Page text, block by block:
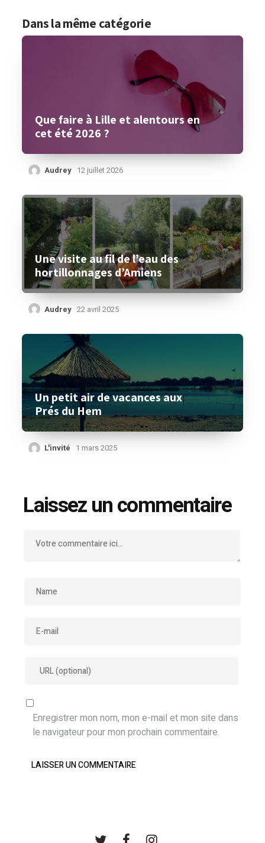
Dans la même catégorie
Que faire à Lille et alentours en
cet été 2026 ?
Audrey 12 juillet 2026
Une visite au fil de l’eau des
hortillonnages d’Amiens
Audrey 22 avril 2025
Un petit air de vacances aux
Prés du Hem
L'invité 1 mars 2025
Laissez un commentaire
Enregistrer mon nom, mon e-mail et mon site dans
le navigateur pour mon prochain commentaire.